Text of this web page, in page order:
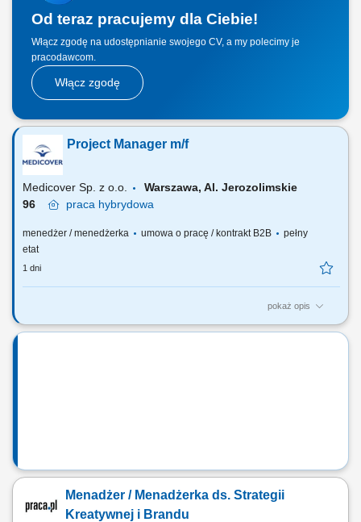
Od teraz pracujemy dla Ciebie!
Włącz zgodę na udostępnianie swojego CV, a my polecimy je
pracodawcom.
Włącz zgodę
Project Manager m/f
Medicover Sp. z o.o.
Warszawa, Al. Jerozolimskie
96
praca hybrydowa
menedżer / menedżerka umowa o pracę / kontrakt B2B
pełny
etat
1 dni
pokaż opis
Zakres obowiązków: Samodzielne prowadzenie złożonych projektów i
Menadżer / Menadżerka ds. Strategii
Kreatywnej i Brandu